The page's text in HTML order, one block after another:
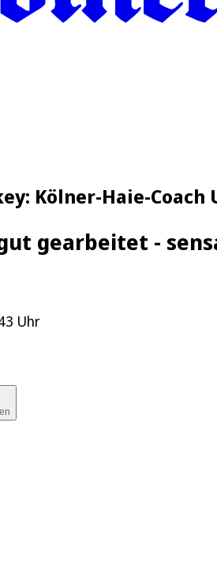
Kölner-Haie-
gearbeitet -
Uhr